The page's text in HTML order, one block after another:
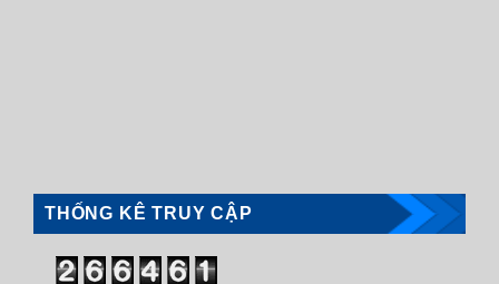
THỐNG KÊ TRUY CẬP